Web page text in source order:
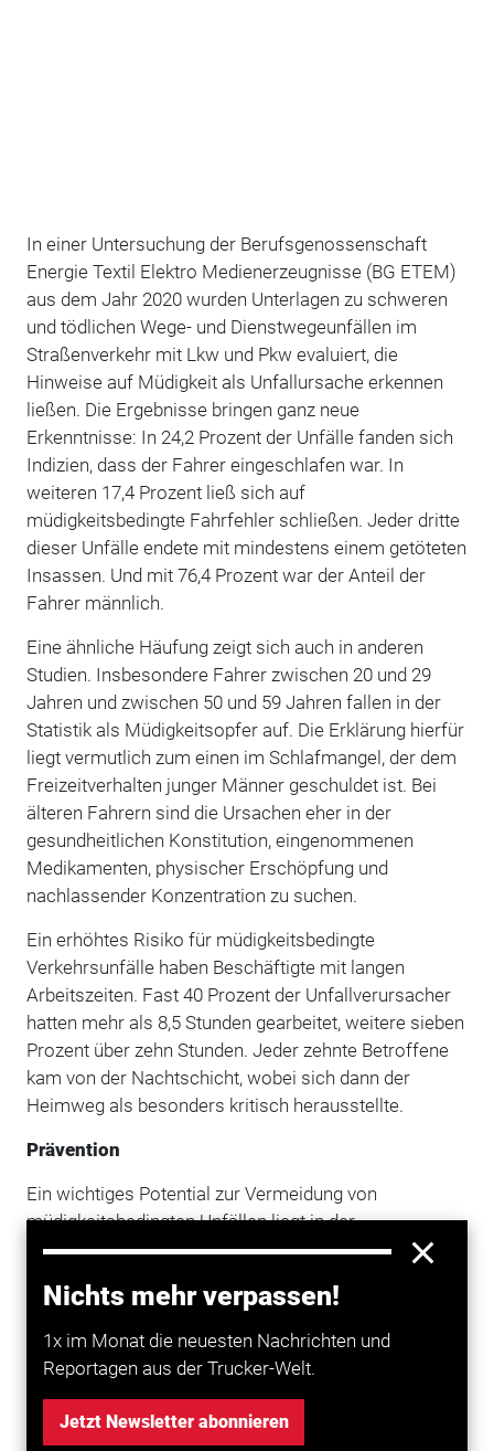
Nichts mehr verpassen!
1x im Monat die neuesten Nachrichten und
Reportagen aus der Trucker-Welt.
Jetzt Newsletter abonnieren
In einer Untersuchung der Berufsgenossenschaft
Energie Textil Elektro Medienerzeugnisse (BG ETEM)
aus dem Jahr 2020 wurden Unterlagen zu schweren
und tödlichen Wege- und Dienstwegeunfällen im
Straßenverkehr mit Lkw und Pkw evaluiert, die
Hinweise auf Müdigkeit als Unfallursache erkennen
ließen. Die Ergebnisse bringen ganz neue
Erkenntnisse: In 24,2 Prozent der Unfälle fanden sich
Indizien, dass der Fahrer eingeschlafen war. In
weiteren 17,4 Prozent ließ sich auf
müdigkeitsbedingte Fahrfehler schließen. Jeder dritte
dieser Unfälle endete mit mindestens einem getöteten
Insassen. Und mit 76,4 Prozent war der Anteil der
Fahrer männlich.
Eine ähnliche Häufung zeigt sich auch in anderen
Studien. Insbesondere Fahrer zwischen 20 und 29
Jahren und zwischen 50 und 59 Jahren fallen in der
Statistik als Müdigkeitsopfer auf. Die Erklärung hierfür
liegt vermutlich zum einen im Schlafmangel, der dem
Freizeitverhalten junger Männer geschuldet ist. Bei
älteren Fahrern sind die Ursachen eher in der
gesundheitlichen Konstitution, eingenommenen
Medikamenten, physischer Erschöpfung und
nachlassender Konzentration zu suchen.
Ein erhöhtes Risiko für müdigkeitsbedingte
Verkehrsunfälle haben Beschäftigte mit langen
Arbeitszeiten. Fast 40 Prozent der Unfallverursacher
hatten mehr als 8,5 Stunden gearbeitet, weitere sieben
Prozent über zehn Stunden. Jeder zehnte Betroffene
kam von der Nachtschicht, wobei sich dann der
Heimweg als besonders kritisch herausstellte.
Prävention
Ein wichtiges Potential zur Vermeidung von
müdigkeitsbedingten Unfällen liegt in der
konsequenten Einhaltung des Arbeitszeitgesetzes,
Pausengestaltung sowie der Unterweisung zur
Verkehrssicherheit
mit Hinweis auf Themen wie
Schlafmangel, Schlafstörungen, Medikamente etc.
20 Minuten) und Bewegung an der frischen Luft hilft.
Technische Assistenzsysteme wie